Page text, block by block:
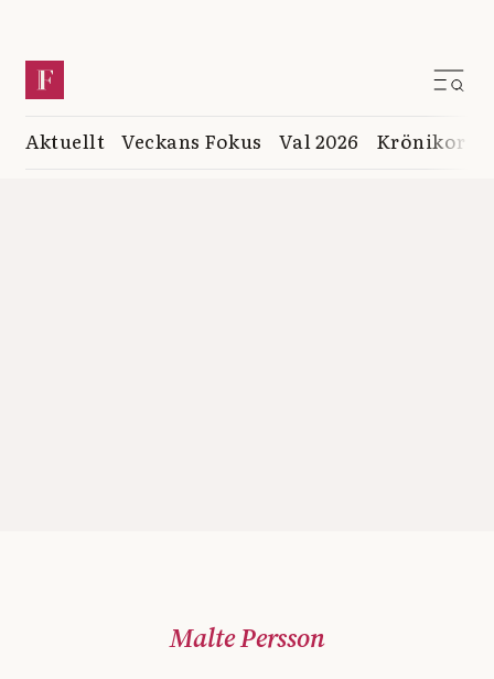
Aktuellt Veckans Fokus Val 2026 Krönikor
Malte Persson